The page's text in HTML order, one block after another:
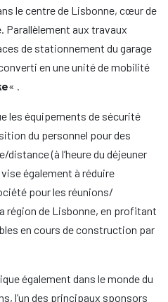
le centre de Lisbonne, cœur de
Parallèlement aux travaux
de stationnement du garage
en une unité de mobilité
« .
les équipements de sécurité
du personnel pour des
(à l’heure du déjeuner
également à réduire
pour les réunions/
région de Lisbonne, en profitant
en cours de construction par
également dans le monde du
l’un des principaux sponsors